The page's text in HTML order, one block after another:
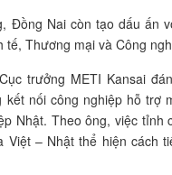
Đồng Nai còn tạo dấu ấn
tế, Thương mại và Công
trưởng METI Kansai
nối công nghiệp hỗ trợ
Nhật. Theo ông, việc tỉnh
Việt – Nhật thể hiện cách